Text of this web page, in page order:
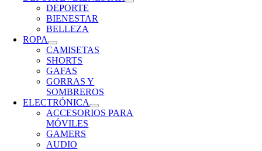
DEPORTE
BIENESTAR
BELLEZA
ROPA
CAMISETAS
SHORTS
GAFAS
GORRAS Y
SOMBREROS
ELECTRÓNICA
ACCESORIOS PARA
MÓVILES
GAMERS
AUDIO